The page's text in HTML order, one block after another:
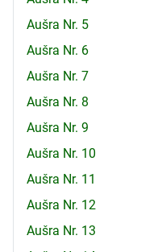
Aušra Nr. 5
Aušra Nr. 6
Aušra Nr. 7
Aušra Nr. 8
Aušra Nr. 9
Aušra Nr. 10
Aušra Nr. 11
Aušra Nr. 12
Aušra Nr. 13